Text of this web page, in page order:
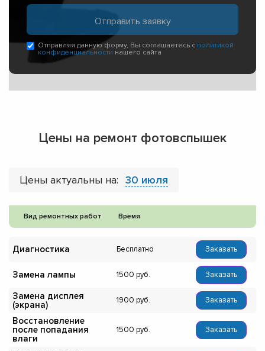
Отправляя данную форму, Вы соглашаетесь с политикой
конфиденциальности нашего сайта
Цены на ремонт фотовспышек
Цены актуальны на: 30 июля
Вид ремонтных работ Время
Диагностика Бесплатно Заказать
Замена лампы 1500 Заказать
Замена дисплея
(экрана)
1900 Заказать
Восстановление
после попадания
влаги
1500 Заказать